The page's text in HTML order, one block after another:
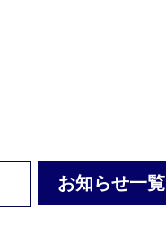
お知らせ一覧